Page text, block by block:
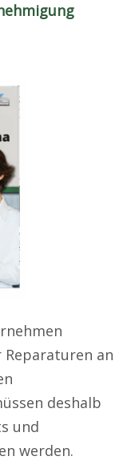
an
deshalb
und
werden.